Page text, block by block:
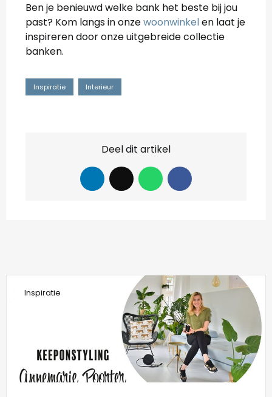
Ben je benieuwd welke bank het beste bij jou
past? Kom langs in onzewoonwinkelen laat je
inspireren door onze uitgebreide collectie
banken.
Inspiratie Interieur
Deel dit artikel
Inspiratie